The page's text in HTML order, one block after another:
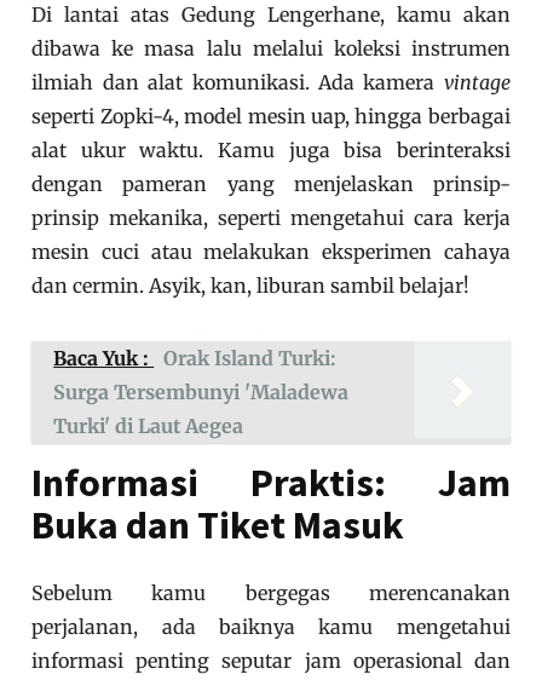
Di lantai atas Gedung Lengerhane, kamu akan
dibawa ke masa lalu melalui koleksi instrumen
ilmiah dan alat komunikasi. Ada kamera vintage
seperti Zopki-4, model mesin uap, hingga berbagai
alat ukur waktu. Kamu juga bisa berinteraksi
dengan pameran yang menjelaskan prinsip-
prinsip mekanika, seperti mengetahui cara kerja
mesin cuci atau melakukan eksperimen cahaya
dan cermin. Asyik, kan, liburan sambil belajar!
Baca Yuk :
Orak Island Turki:
Surga Tersembunyi 'Maladewa
Turki' di Laut Aegea
Informasi Praktis: Jam
Buka dan Tiket Masuk
Sebelum kamu bergegas merencanakan
perjalanan, ada baiknya kamu mengetahui
informasi penting seputar jam operasional dan